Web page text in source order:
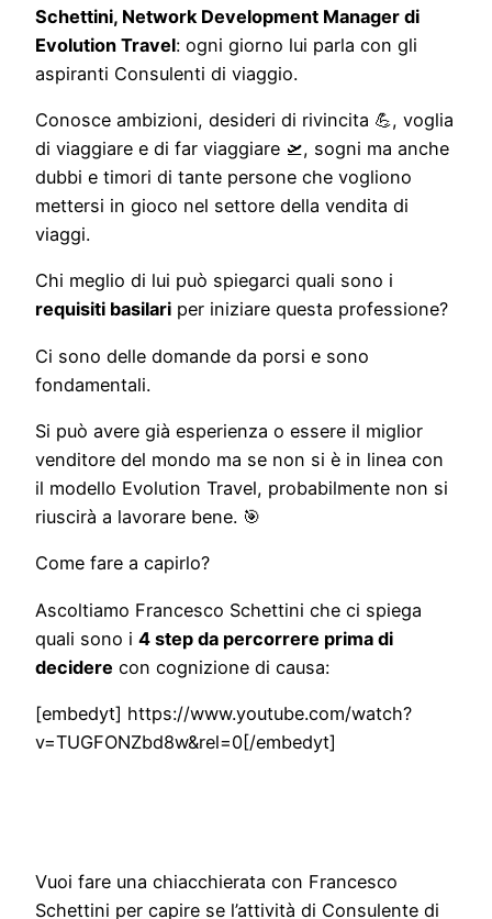
Schettini, Network Development Manager di
Evolution Travel: ogni giorno lui parla con gli
aspiranti Consulenti di viaggio.
Conosce ambizioni, desideri di rivincita 💪, voglia
di viaggiare e di far viaggiare 🛫, sogni ma anche
dubbi e timori di tante persone che vogliono
mettersi in gioco nel settore della vendita di
viaggi.
Chi meglio di lui può spiegarci quali sono i
requisiti basilari per iniziare questa professione?
Ci sono delle domande da porsi e sono
fondamentali.
Si può avere già esperienza o essere il miglior
venditore del mondo ma se non si è in linea con
il modello Evolution Travel, probabilmente non si
riuscirà a lavorare bene. 🎯
Come fare a capirlo?
Ascoltiamo Francesco Schettini che ci spiega
quali sono i 4 step da percorrere prima di
decidere con cognizione di causa:
[embedyt] https://www.youtube.com/watch?
v=TUGFONZbd8w&rel=0[/embedyt]
Vuoi fare una chiacchierata con Francesco
Schettini per capire se l’attività di Consulente di